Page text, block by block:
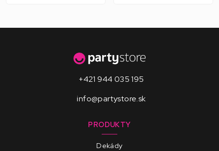
+421 944 035 195
info@partystore.sk
PRODUKTY
Dekády